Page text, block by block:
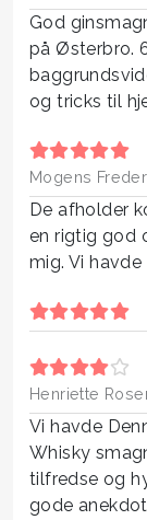
God
på Østerbro.
og tricks til
Mogens
De afholder
en rigtig god
mig. Vi
Henriette
Vi havde
Whisky
tilfredse og
gode